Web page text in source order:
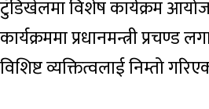
टुँडिखेलमा विशेष कार्यक्रम
कार्यक्रममा प्रधानमन्त्री प्रचण्ड
विशिष्ट व्यक्तित्वलाई निम्तो